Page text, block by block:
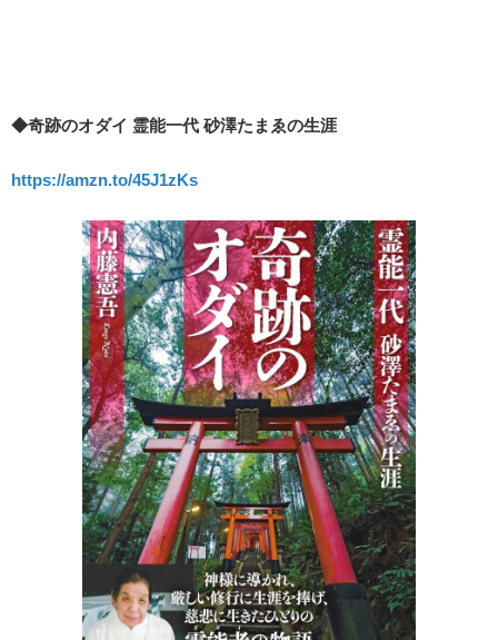
◆奇跡のオダイ 霊能一代 砂澤たまゑの生涯
https://amzn.to/45J1zKs